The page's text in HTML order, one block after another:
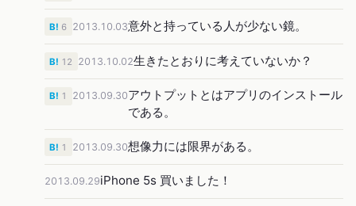
2013.10.03意外と持っている人が少ない鏡。
B! 6
2013.10.02生きたとおりに考えていないか？
B! 12
2013.09.30アウトプットとはアプリのインストール
である。
B! 1
2013.09.30想像力には限界がある。
B! 1
2013.09.29iPhone 5s 買いました！